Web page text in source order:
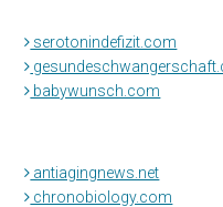
serotonindefizit.com
babywunsch.com
antiagingnews.net
chronobiology.com